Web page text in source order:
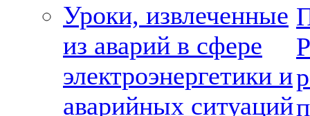
Уроки, извлеченные
из аварий в сфере
электроэнергетики и
аварийных ситуаций